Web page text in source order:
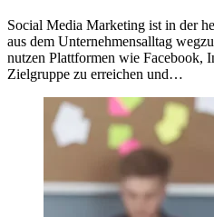
Social Media Marketing ist in der
aus dem Unternehmensalltag
nutzen Plattformen wie Facebook,
Zielgruppe zu erreichen und…